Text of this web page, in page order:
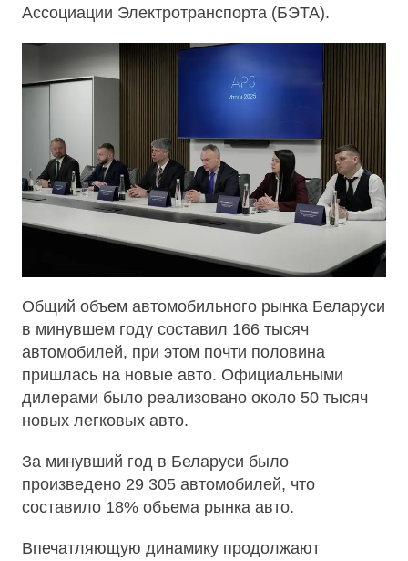
Ассоциации Электротранспорта (БЭТА).
Общий объем автомобильного рынка Беларуси
в минувшем году составил 166 тысяч
автомобилей, при этом почти половина
пришлась на новые авто. Официальными
дилерами было реализовано около 50 тысяч
новых легковых авто.
За минувший год в Беларуси было
произведено 29 305 автомобилей, что
составило 18% объема рынка авто.
Впечатляющую динамику продолжают